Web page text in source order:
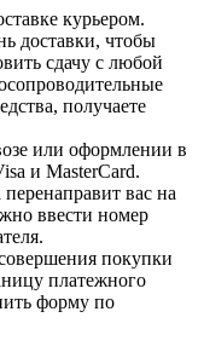
курьером.
доставки, чтобы
сдачу с любой
получаете
или оформлении в
и MasterCard.
вас на
ввести номер
покупки
платежного
форму по